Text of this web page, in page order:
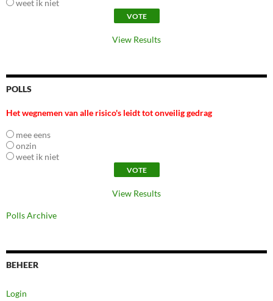
weet ik niet
View Results
POLLS
Het wegnemen van alle risico's leidt tot onveilig gedrag
mee eens
onzin
weet ik niet
View Results
Polls Archive
BEHEER
Login